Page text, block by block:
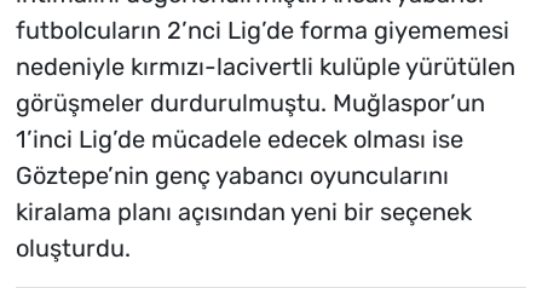
futbolcuların 2’nci Lig’de forma giyememesi
nedeniyle kırmızı-lacivertli kulüple yürütülen
görüşmeler durdurulmuştu. Muğlaspor’un
1’inci Lig’de mücadele edecek olması ise
Göztepe’nin genç yabancı oyuncularını
kiralama planı açısından yeni bir seçenek
oluşturdu.